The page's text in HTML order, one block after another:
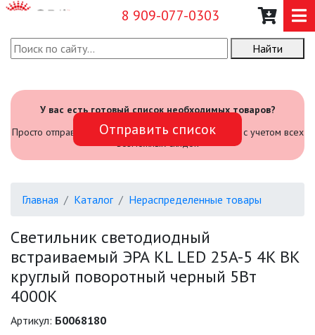
8 909-077-0303
О КОМПАНИИ
САДОВЫЙ ИНВЕНТАРЬ И
ИНСТРУМЕНТЫ
ОФИСНЫЕ ПОДВЕСНЫЕ
ПРОЖЕКТОРЫ
Найти
У вас есть готовый список необходимых товаров?
Просто отправьте его нам и мы посчитаем стоимость с учетом всех
возможных скидок
Отправить список
Главная Каталог Нераспределенные товары
Светильник светодиодный
встраиваемый ЭРА KL LED 25A-5 4K BK
круглый поворотный черный 5Вт
4000К
Артикул: Б0068180